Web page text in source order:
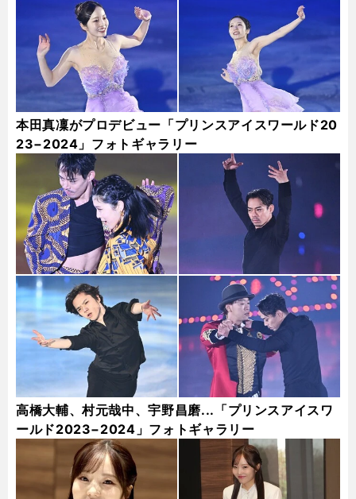
本田真凜がプロデビュー「プリンスアイスワールド20
23−2024」フォトギャラリー
高橋大輔、村元哉中、宇野昌磨...「プリンスアイスワ
ールド2023−2024」フォトギャラリー